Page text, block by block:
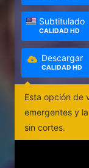
Subtitulado
CALIDAD HD
Descargar
CALIDAD HD
Esta opción de
emergentes y
sin cortes.